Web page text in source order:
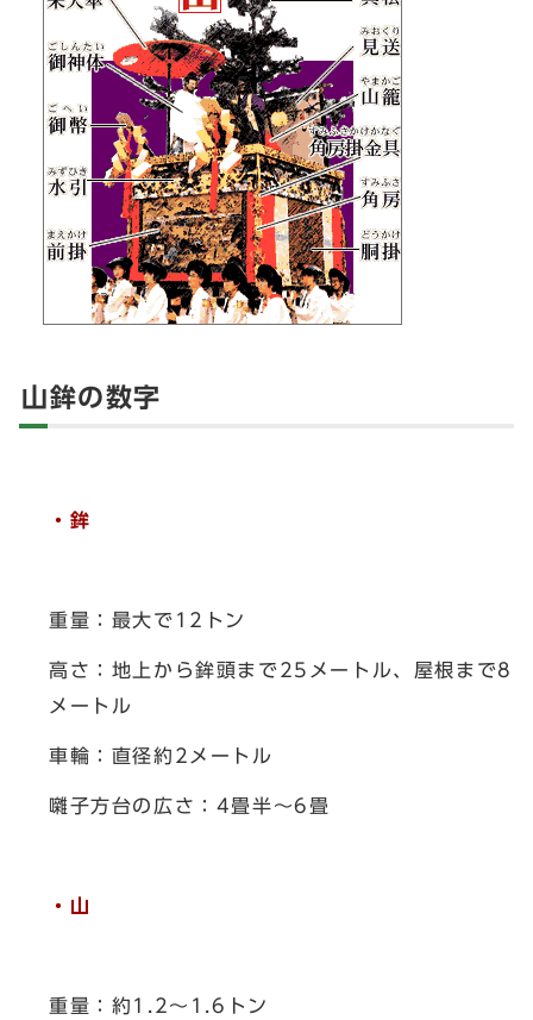
山鉾の数字
・鉾
重量：最大で12トン
高さ：地上から鉾頭まで25メートル、屋根まで8
メートル
車輪：直径約2メートル
囃子方台の広さ：4畳半～6畳
・山
重量：約1.2～1.6トン